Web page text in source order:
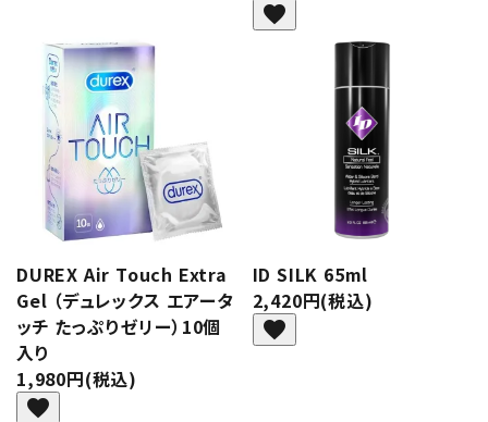
favorite
DUREX Air Touch Extra
Gel （デュレックス エアータ
ッチ たっぷりゼリー）10個
入り
1,980円(税込)
favorite
ID SILK 65ml
2,420円(税込)
favorite